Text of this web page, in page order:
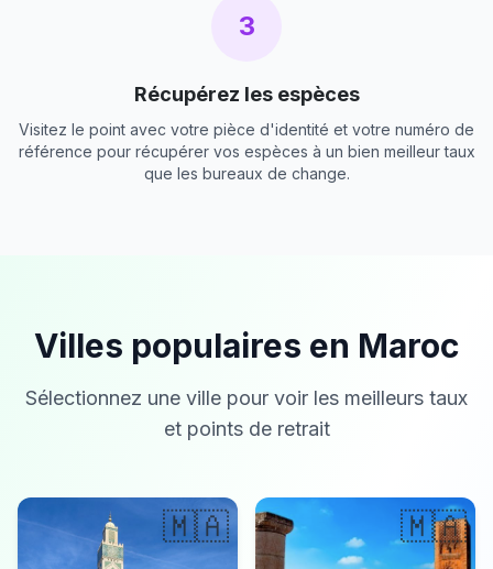
3
Récupérez les espèces
Visitez le point avec votre pièce d'identité et votre numéro de
référence pour récupérer vos espèces à un bien meilleur taux
que les bureaux de change.
Villes populaires en Maroc
Sélectionnez une ville pour voir les meilleurs taux
et points de retrait
🇲🇦 🇲🇦